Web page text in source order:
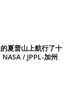
夏普山上航行了十
/ JPPL-加州